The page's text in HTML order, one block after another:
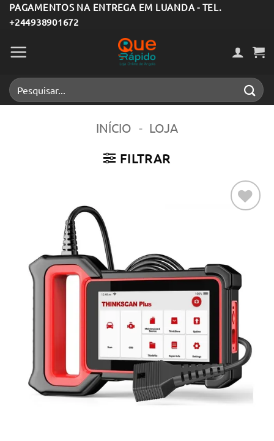
Skip
to
content
PAGAMENTOS NA ENTREGA EM LUANDA - TEL.
+244938901672
Pesquisar
por:
INÍCIO - LOJA
FILTRAR